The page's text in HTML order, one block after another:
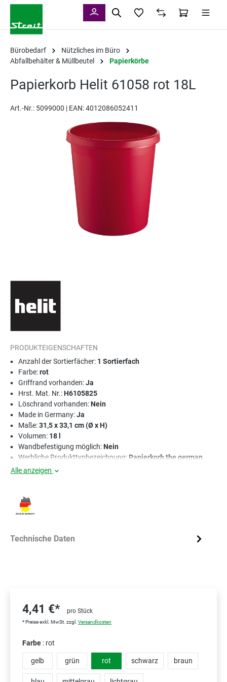
Bürobedarf
Nützliches im Büro
Abfallbehälter & Müllbeutel
Papierkörbe
Papierkorb Helit 61058 rot 18L
Art.-Nr.: 5099000 | EAN: 4012086052411
Bildergalerie überspringen
PRODUKTEIGENSCHAFTEN
Anzahl der Sortierfächer: 1 Sortierfach
Farbe:rot
Griffrand vorhanden:Ja
Hrst. Mat. Nr.:H6105825
Löschrand vorhanden:Nein
Made in Germany:Ja
Maße:31,5 x 33,1 cm (Ø x H)
Volumen: 18 l
Wandbefestigung möglich:Nein
Werbliche Produkttypbezeichnung: Papierkorb the german
Alle anzeigen
Technische Daten
4,41 €* pro Stück
* Preise exkl. MwSt. zzgl. Versandkosten
Farbe : rot
gelb grün rot schwarz braun